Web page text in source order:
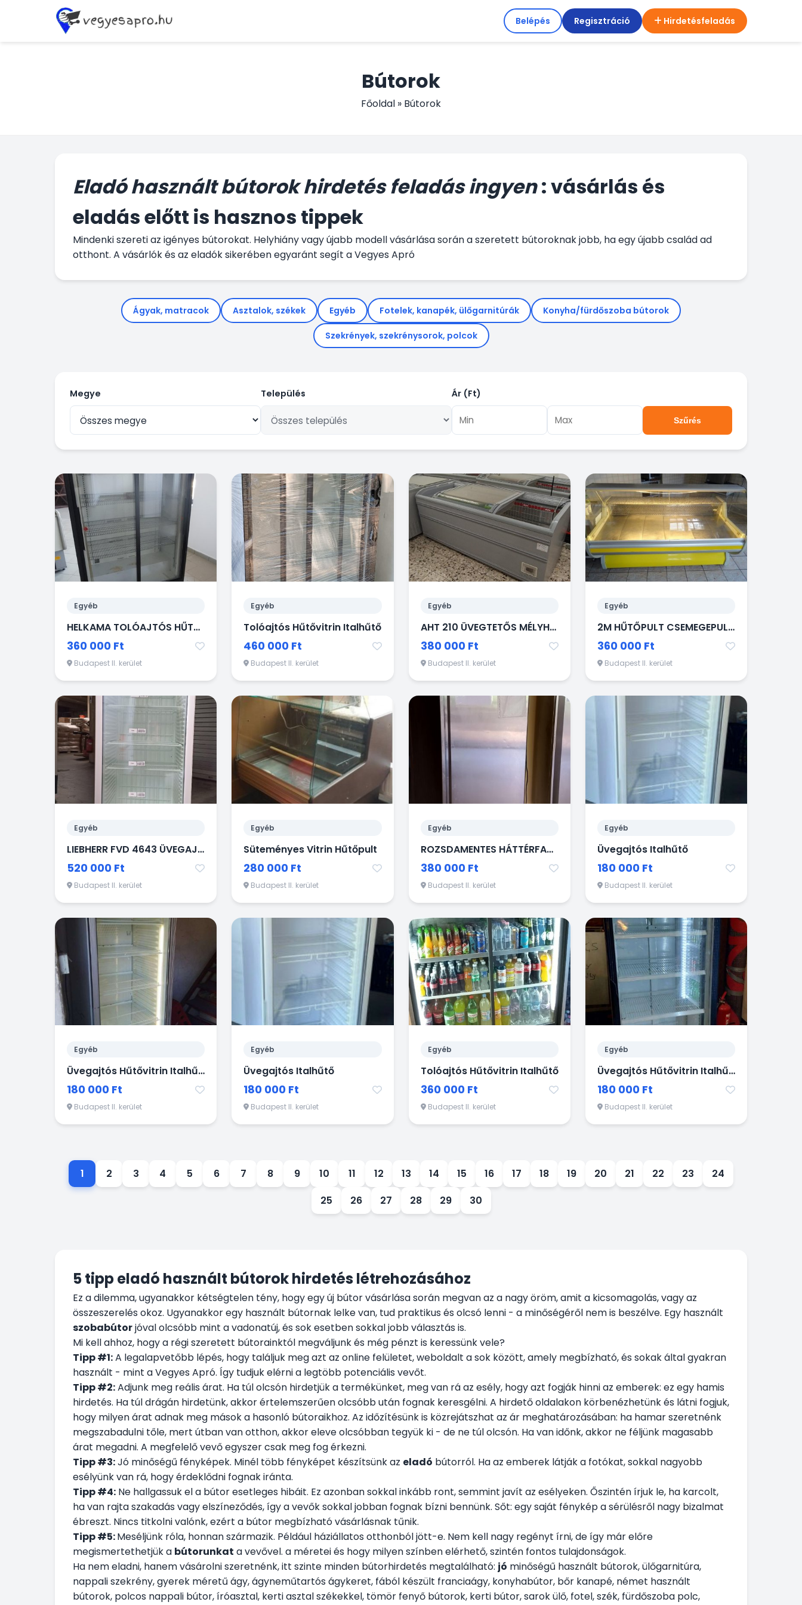
Belépés Regisztráció Hirdetésfeladás
Bútorok
Főoldal » Bútorok
Eladó használt bútorok hirdetés feladás ingyen: vásárlás és
eladás előtt is hasznos tippek
Mindenki szereti az igényes bútorokat. Helyhiány vagy újabb modell vásárlása során a szeretett bútoroknak jobb, ha egy újabb család ad
otthont. A vásárlók és az eladók sikerében egyaránt segít a Vegyes Apró
Ágyak, matracok Asztalok, székek Egyéb Fotelek, kanapék, ülőgarnitúrák Konyha/fürdőszoba bútorok
Szekrények, szekrénysorok, polcok
Megye Település Ár (Ft)
Szűrés
Egyéb
HELKAMA TOLÓAJTÓS HŰTŐVITRIN ITALHŰTŐ
360 000 Ft
Budapest II. kerület
Egyéb
Tolóajtós Hűtővitrin Italhűtő
460 000 Ft
Budapest II. kerület
Egyéb
AHT 210 ÜVEGTETŐS MÉLYHŰTŐLÁDA FAGYASZTÓLÁDA
380 000 Ft
Budapest II. kerület
Egyéb
2M HŰTŐPULT CSEMEGEPULT HENTESPULT
360 000 Ft
Budapest II. kerület
Egyéb
LIEBHERR FVD 4643 ÜVEGAJTÓS MÉLYHŰTŐ FAGYASZTÓSZEKRÉNY
520 000 Ft
Budapest II. kerület
Egyéb
Süteményes Vitrin Hűtőpult
280 000 Ft
Budapest II. kerület
Egyéb
ROZSDAMENTES HÁTTÉRFAGYASZTÓ MÉLYHŰTŐSZEKRÉNY
380 000 Ft
Budapest II. kerület
Egyéb
Üvegajtós Italhűtő
180 000 Ft
Budapest II. kerület
Egyéb
Üvegajtós Hűtővitrin Italhűtő
180 000 Ft
Budapest II. kerület
Egyéb
Üvegajtós Italhűtő
180 000 Ft
Budapest II. kerület
Egyéb
Tolóajtós Hűtővitrin Italhűtő
360 000 Ft
Budapest II. kerület
Egyéb
Üvegajtós Hűtővitrin Italhűtő
180 000 Ft
Budapest II. kerület
1 2 3 4 5 6 7 8 9 10 11 12 13 14 15 16 17 18 19 20 21 22 23
24
25
26 27 28 29 30
5 tipp eladó használt bútorok hirdetés létrehozásához
Ez a dilemma, ugyanakkor kétségtelen tény, hogy egy új bútor vásárlása során megvan az a nagy öröm, amit a kicsomagolás, vagy az
összeszerelés okoz. Ugyanakkor egy használt bútornak lelke van, tud praktikus és olcsó lenni - a minőségéről nem is beszélve. Egy használt
szobabútorjóval olcsóbb mint a vadonatúj, és sok esetben sokkal jobb választás is.
Mi kell ahhoz, hogy a régi szeretett bútorainktól megváljunk és még pénzt is keressünk vele?
Tipp #1:A legalapvetőbb lépés, hogy találjuk meg azt az online felületet, weboldalt a sok között, amely megbízható, és sokak által gyakran
használt - mint a Vegyes Apró. Így tudjuk elérni a legtöbb potenciális vevőt.
Tipp #2:Adjunk meg reális árat. Ha túl olcsón hirdetjük a termékünket, meg van rá az esély, hogy azt fogják hinni az emberek: ez egy hamis
hirdetés. Ha túl drágán hirdetünk, akkor értelemszerűen olcsóbb után fognak keresgélni. A hirdető oldalakon körbenézhetünk és látni fogjuk,
hogy milyen árat adnak meg mások a hasonló bútoraikhoz. Az időzítésünk is közrejátszhat az ár meghatározásában: ha hamar szeretnénk
megszabadulni tőle, mert útban van otthon, akkor eleve olcsóbban tegyük ki - de ne túl olcsón. Ha van időnk, akkor ne féljünk magasabb
árat megadni. A megfelelő vevő egyszer csak meg fog érkezni.
Tipp #3:Jó minőségű fényképek. Minél több fényképet készítsünk az eladó bútorról. Ha az emberek látják a fotókat, sokkal nagyobb
esélyünk van rá, hogy érdeklődni fognak iránta.
Tipp #4: Ne hallgassuk el a bútor esetleges hibáit. Ez azonban sokkal inkább ront, semmint javít az esélyeken. Őszintén írjuk le, ha karcolt,
ha van rajta szakadás vagy elszíneződés, így a vevők sokkal jobban fognak bízni bennünk. Sőt: egy saját fénykép a sérülésről nagy bizalmat
ébreszt. Nincs titkolni valónk, ezért a bútor megbízható vásárlásnak tűnik.
Tipp #5:Meséljünk róla, honnan származik. Például háziállatos otthonból jött-e. Nem kell nagy regényt írni, de így már előre
megismertethetjük a bútorunkat a vevővel. a méretei és hogy milyen színben elérhető, szintén fontos tulajdonságok.
Ha nem eladni, hanem vásárolni szeretnénk, itt szinte minden bútorhirdetés megtalálható: jó minőségű használt bútorok, ülőgarnitúra,
nappali szekrény, gyerek méretű ágy, ágyneműtartós ágykeret, fából készült franciaágy, konyhabútor, bőr kanapé, német használt
bútorok, polcos nappali bútor, íróasztal, kerti asztal székekkel, tömör fenyő bútorok, kerti bútor, sarok ülő, fotel, szék, fürdőszoba polc,